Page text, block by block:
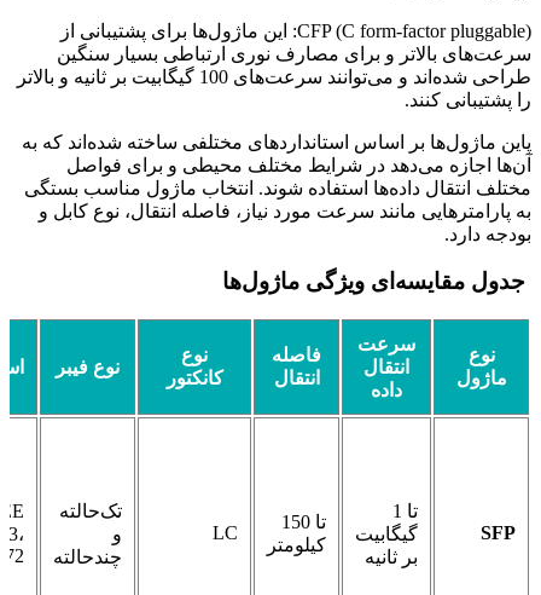
CFP (C form-factor pluggable): این ماژول‌ها برای پشتیبانی از
سرعت‌های بالاتر و برای مصارف نوری ارتباطی بسیار سنگین
طراحی شده‌اند و می‌توانند سرعت‌های 100 گیگابیت بر ثانیه و بالاتر
را پشتیبانی کنند.
پاین ماژول‌ها بر اساس استانداردهای مختلفی ساخته شده‌اند که به
آن‌ها اجازه می‌دهد در شرایط مختلف محیطی و برای فواصل
مختلف انتقال داده‌ها استفاده شوند. انتخاب ماژول مناسب بستگی
به پارامترهایی مانند سرعت مورد نیاز، فاصله انتقال، نوع کابل و
بودجه دارد.
جدول مقایسه‌ای ویژگی‌ ماژول‌ها
نوع
ماژول
سرعت
انتقال
داده
فاصله
انتقال
نوع
کانکتور
نوع فیبر
SFP
تا 1
گیگابیت
بر ثانیه
تا 150
کیلومتر
LC
تک‌حالته
و
چندحالته